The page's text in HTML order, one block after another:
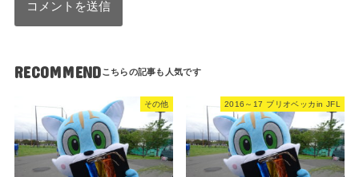
RECOMMEND
その他 2016～17 ブリオベッカin JFL